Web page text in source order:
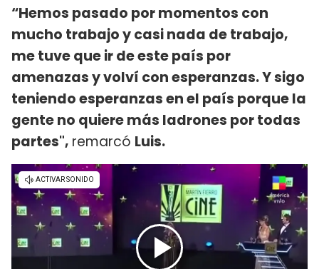
“Hemos pasado por momentos con
mucho trabajo y casi nada de trabajo,
me tuve que ir de este país por
amenazas y volví con esperanzas. Y sigo
teniendo esperanzas en el país porque la
gente no quiere más ladrones por todas
partes", remarcó Luis.